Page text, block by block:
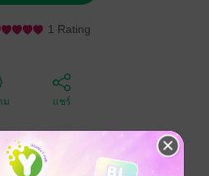
1 Rating
ม แชร์
สำหรับระดับประถมศึกษา Magic